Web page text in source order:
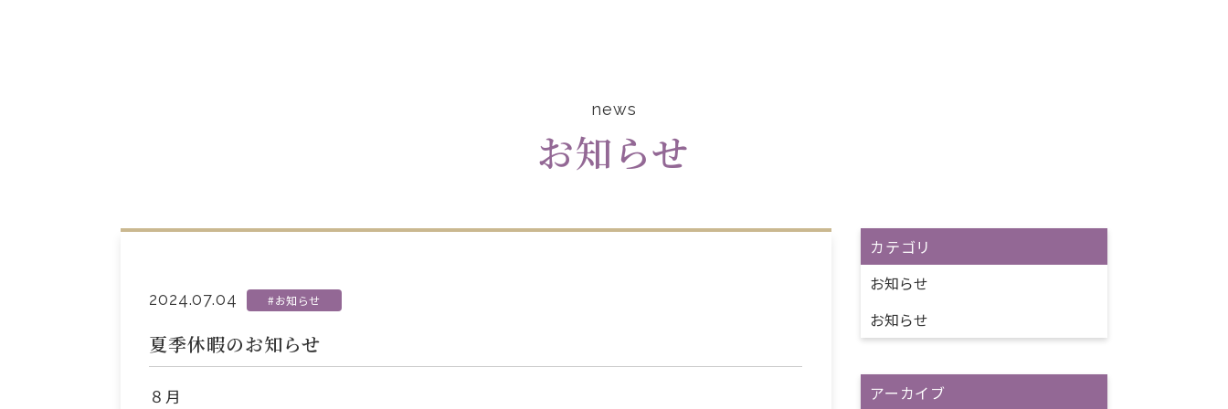
news
お知らせ
2024.07.04 #お知らせ
夏季休暇のお知らせ
８月
カテゴリ
お知らせ
お知らせ
アーカイブ